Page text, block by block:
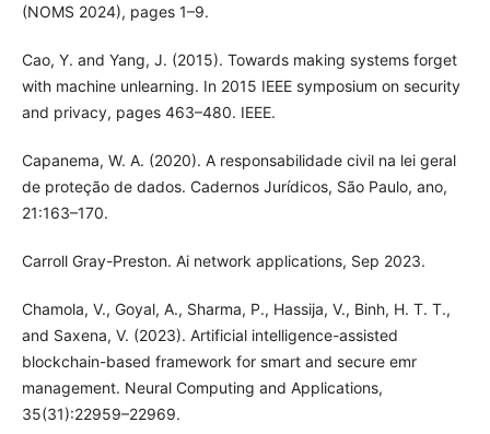
(NOMS 2024), pages 1–9.
Cao, Y. and Yang, J. (2015). Towards making systems forget
with machine unlearning. In 2015 IEEE symposium on security
and privacy, pages 463–480. IEEE.
Capanema, W. A. (2020). A responsabilidade civil na lei geral
de proteção de dados. Cadernos Jurídicos, São Paulo, ano,
21:163–170.
Carroll Gray-Preston. Ai network applications, Sep 2023.
Chamola, V., Goyal, A., Sharma, P., Hassija, V., Binh, H. T. T.,
and Saxena, V. (2023). Artificial intelligence-assisted
blockchain-based framework for smart and secure emr
management. Neural Computing and Applications,
35(31):22959–22969.